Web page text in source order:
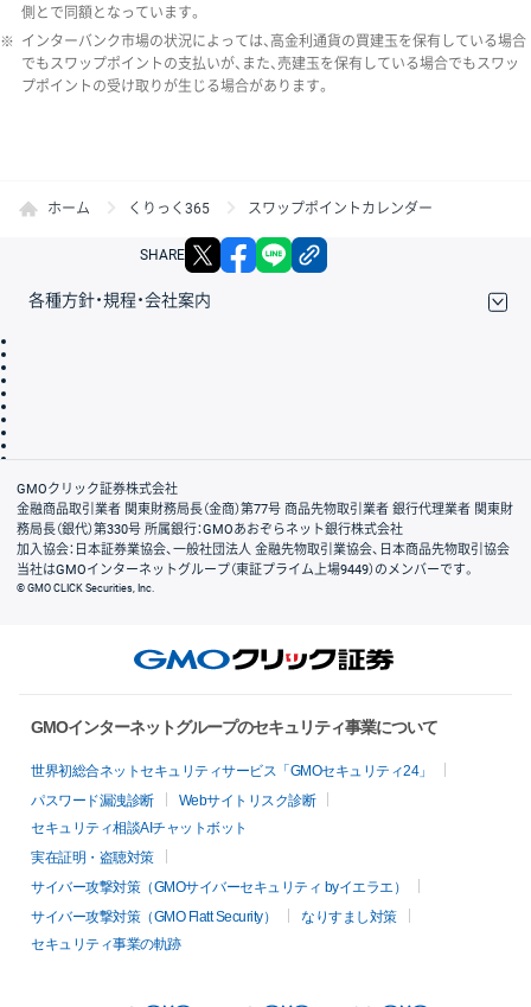
側とで同額となっています。
※ インターバンク市場の状況によっては、高金利通貨の買建玉を保有している場合
でもスワップポイントの支払いが、また、売建玉を保有している場合でもスワッ
プポイントの受け取りが生じる場合があります。
ホーム くりっく365 スワップポイントカレンダー
SHARE X facebook
各種方針・規程・会社案内
会社案内
GMOクリック証券株式会社
金融商品取引業者 関東財務局長（金商）第77号 商品先物取引業者 銀行代理業者 関東財
務局長（銀代）第330号 所属銀行：GMOあおぞらネット銀行株式会社
加入協会：日本証券業協会、一般社団法人 金融先物取引業協会、日本商品先物取引協会
当社はGMOインターネットグループ（東証プライム上場9449）のメンバーです。
© GMO CLICK Securities, Inc.
GMOインターネットグループのセキュリティ事業について
世界初総合ネットセキュリティサービス「GMOセキュリティ24」
パスワード漏洩診断
Webサイトリスク診断
セキュリティ相談AIチャットボット
実在証明・盗聴対策
サイバー攻撃対策（GMOサイバーセキュリティ byイエラエ）
サイバー攻撃対策（GMO Flatt Security）
なりすまし対策
セキュリティ事業の軌跡